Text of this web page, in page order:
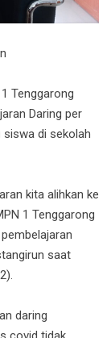
Tenggarong
Daring per
siswa di sekolah
kita alihkan ke
1 Tenggarong
saat
daring